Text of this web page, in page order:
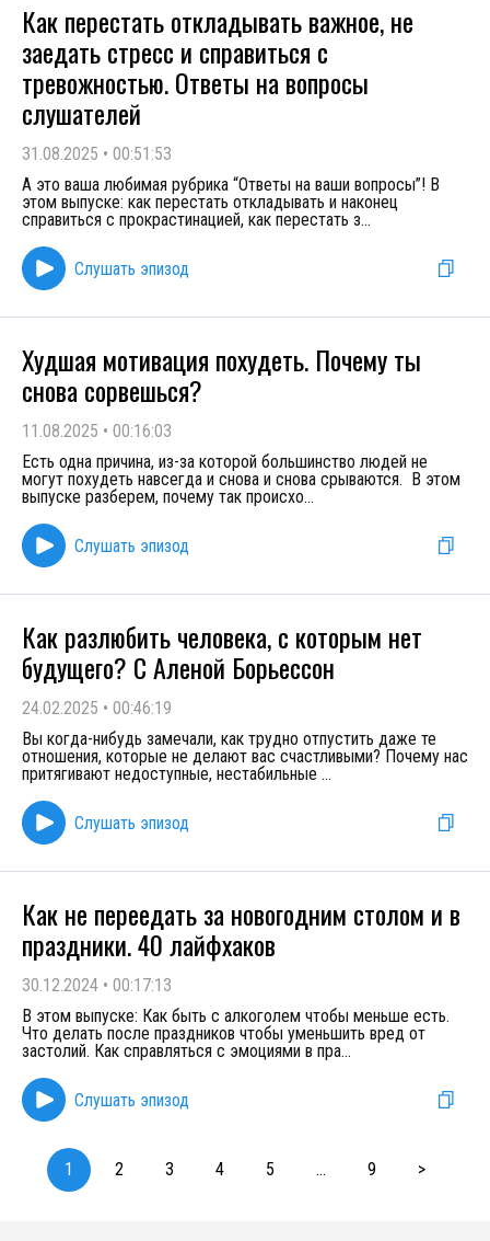
Как перестать откладывать важное, не
заедать стресс и справиться с
тревожностью. Ответы на вопросы
слушателей
31.08.2025 • 00:51:53
А это ваша любимая рубрика “Ответы на ваши вопросы”! В
этом выпуске: как перестать откладывать и наконец
справиться с прокрастинацией, как перестать з...
Слушать эпизод
Худшая мотивация похудеть. Почему ты
снова сорвешься?
11.08.2025 • 00:16:03
Есть одна причина, из-за которой большинство людей не
могут похудеть навсегда и снова и снова срываются. В этом
выпуске разберем, почему так происхо...
Слушать эпизод
Как разлюбить человека, с которым нет
будущего? С Аленой Борьессон
24.02.2025 • 00:46:19
Вы когда-нибудь замечали, как трудно отпустить даже те
отношения, которые не делают вас счастливыми? Почему нас
притягивают недоступные, нестабильные ...
Слушать эпизод
Как не переедать за новогодним столом и в
праздники. 40 лайфхаков
30.12.2024 • 00:17:13
В этом выпуске: Как быть с алкоголем чтобы меньше есть.
Что делать после праздников чтобы уменьшить вред от
застолий. Как справляться с эмоциями в пра...
Слушать эпизод
1 2 3 4 5 ... 9 >